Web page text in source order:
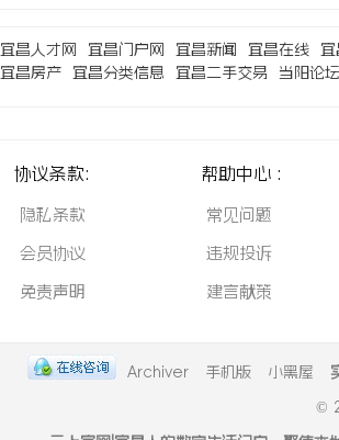
宜昌人才网 宜昌门户网 宜昌新闻 宜昌在线 宜
宜昌房产 宜昌分类信息 宜昌二手交易 当阳论坛
协议条款:
隐私条款
会员协议
免责声明
帮助中心 :
常见问题
违规投诉
建言献策
Archiver 手机版 小黑屋
©